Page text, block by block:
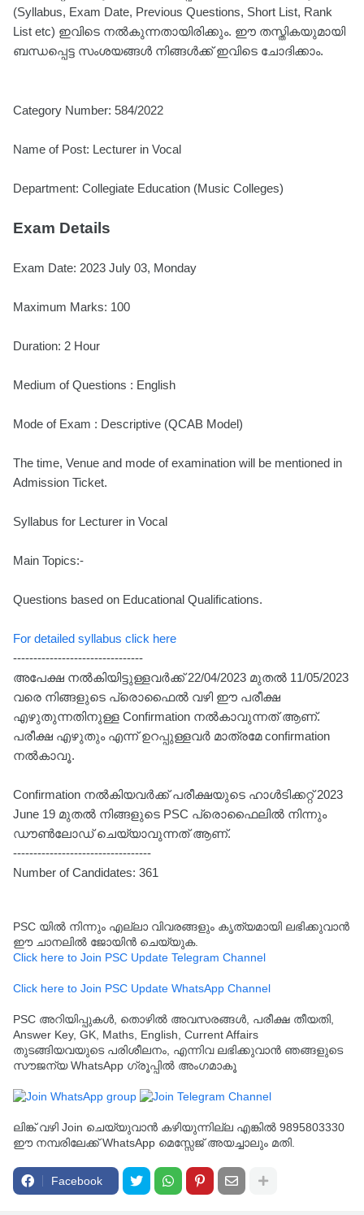
(Syllabus, Exam Date, Previous Questions, Short List, Rank
List etc) ഇവിടെ നൽകുന്നതായിരിക്കും. ഈ തസ്തികയുമായി
ബന്ധപ്പെട്ട സംശയങ്ങൾ നിങ്ങൾക്ക് ഇവിടെ ചോദിക്കാം.
Category Number: 584/2022
Name of Post: Lecturer in Vocal
Department: Collegiate Education (Music Colleges)
Exam Details
Exam Date: 2023 July 03, Monday
Maximum Marks: 100
Duration: 2 Hour
Medium of Questions : English
Mode of Exam : Descriptive (QCAB Model)
The time, Venue and mode of examination will be mentioned in
Admission Ticket.
Syllabus for Lecturer in Vocal
Main Topics:-
Questions based on Educational Qualifications.
For detailed syllabus click here
--------------------------------
അപേക്ഷ നൽകിയിട്ടുള്ളവർക്ക് 22/04/2023 മുതൽ 11/05/2023
വരെ നിങ്ങളുടെ പ്രൊഫൈൽ വഴി ഈ പരീക്ഷ
എഴുതുന്നതിനുള്ള Confirmation നൽകാവുന്നത് ആണ്.
പരീക്ഷ എഴുതും എന്ന് ഉറപ്പുള്ളവർ മാത്രമേ confirmation
നൽകാവൂ.
Confirmation നൽകിയവർക്ക് പരീക്ഷയുടെ ഹാൾടിക്കറ്റ് 2023
June 19 മുതൽ നിങ്ങളുടെ PSC പ്രൊഫൈലിൽ നിന്നും
ഡൗൺലോഡ് ചെയ്യാവുന്നത് ആണ്.
----------------------------------
Number of Candidates: 361
PSC യിൽ നിന്നും എല്ലാ വിവരങ്ങളും കൃത്യമായി ലഭിക്കുവാൻ
ഈ ചാനലിൽ ജോയിൻ ചെയ്യുക.
Click here to Join PSC Update Telegram Channel
Click here to Join PSC Update WhatsApp Channel
PSC അറിയിപ്പുകൾ, തൊഴിൽ അവസരങ്ങൾ, പരീക്ഷ തീയതി,
Answer Key, GK, Maths, English, Current Affairs
തുടങ്ങിയവയുടെ പരിശീലനം, എന്നിവ ലഭിക്കുവാൻ ഞങ്ങളുടെ
സൗജന്യ WhatsApp ഗ്രൂപ്പിൽ അംഗമാകൂ
ലിങ്ക് വഴി Join ചെയ്യുവാൻ കഴിയുന്നില്ല എങ്കിൽ 9895803330
ഈ നമ്പരിലേക്ക് WhatsApp മെസ്സേജ് അയച്ചാലും മതി.
Facebook